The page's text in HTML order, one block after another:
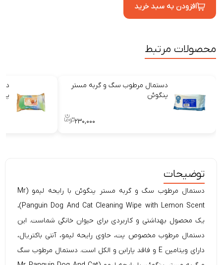
افزودن به سبد خرید
محصولات مرتبط
دستمال مرطوب سگ و گربه مستر
پنگوئن
۲۳۰,۰۰۰
توضیحات
دستمال مرطوب سگ و گربه مستر پنگوئن با رایحه لیمو (Mr
Panguin Dog And Cat Cleaning Wipe with Lemon Scent)،
یک محصول بهداشتی و کاربردی برای حیوان خانگی شماست. این
دستمال مرطوب مخصوص پت، حاوی رایحه لیمو، آنتی باکتریال،
دارای ویتامین E و فاقد پارابن و الکل است. دستمال مرطوب سگ